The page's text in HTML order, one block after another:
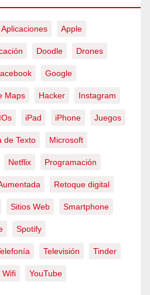
Aplicaciones Apple
Doodle Drones
Google
Maps Hacker Instagram
IOs iPad iPhone Juegos
de Texto Microsoft
Netflix Programación
Retoque digital
Sitios Web Smartphone
Spotify
Televisión Tinder
Wifi YouTube